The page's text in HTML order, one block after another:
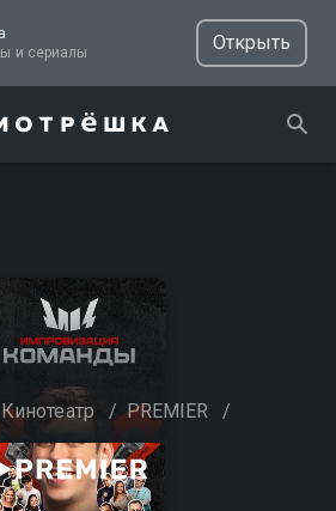
ТВ, фильмы и сериалы
Открыть
Кинотеатр / PREMIER /